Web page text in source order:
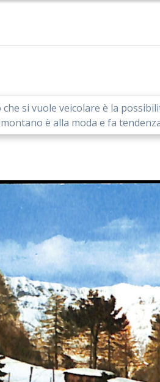
si vuole veicolare è la
è alla moda e fa